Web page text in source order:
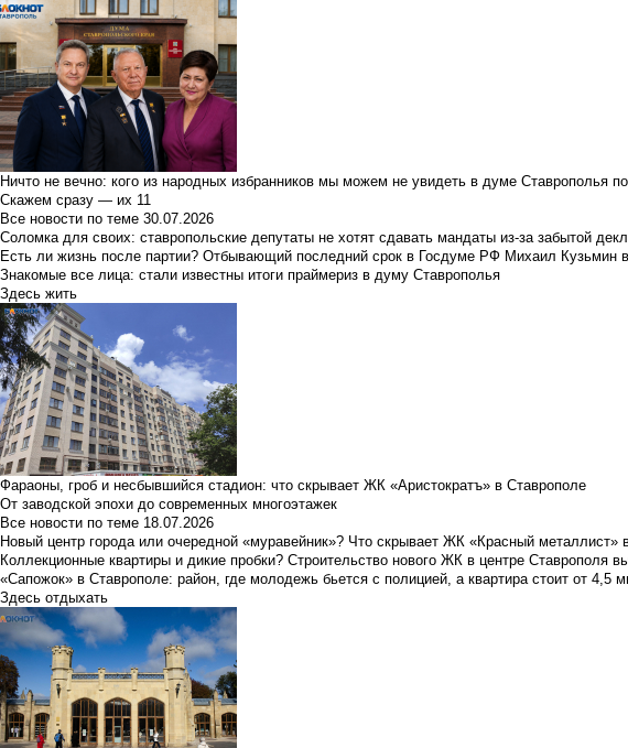
Ничто не вечно: кого из народных избранников мы можем не увидеть в думе Ставрополья
Скажем сразу — их 11
Все новости по теме 30.07.2026
Соломка для своих: ставропольские депутаты не хотят сдавать мандаты из-за забытой
Есть ли жизнь после партии? Отбывающий последний срок в Госдуме РФ Михаил Кузьмин
Знакомые все лица: стали известны итоги праймериз в думу Ставрополья
Здесь жить
Фараоны, гроб и несбывшийся стадион: что скрывает ЖК «Аристократъ» в Ставрополе
От заводской эпохи до современных многоэтажек
Все новости по теме 18.07.2026
Новый центр города или очередной «муравейник»? Что скрывает ЖК «Красный металлист»
Коллекционные квартиры и дикие пробки? Строительство нового ЖК в центре Ставрополя
«Сапожок» в Ставрополе: район, где молодежь бьется с полицией, а квартира стоит от 4,5
Здесь отдыхать